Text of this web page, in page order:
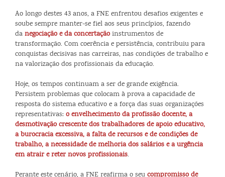
Ao longo destes 43 anos, a FNE enfrentou desafios exigentes e
soube sempre manter-se fiel aos seus princípios, fazendo
da negociação e da concertação instrumentos de
transformação. Com coerência e persistência, contribuiu para
conquistas decisivas nas carreiras, nas condições de trabalho e
na valorização dos profissionais da educação.
Hoje, os tempos continuam a ser de grande exigência.
Persistem problemas que colocam à prova a capacidade de
resposta do sistema educativo e a força das suas organizações
representativas: o envelhecimento da profissão docente, a
desmotivação crescente dos trabalhadores de apoio educativo,
a burocracia excessiva, a falta de recursos e de condições de
trabalho, a necessidade de melhoria dos salários e a urgência
em atrair e reter novos profissionais.